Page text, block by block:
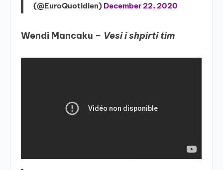
(@EuroQuotidien) December 22, 2020
Wendi Mancaku – Vesi i shpirti tim